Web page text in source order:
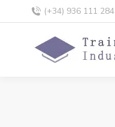
(+34) 936 111 284